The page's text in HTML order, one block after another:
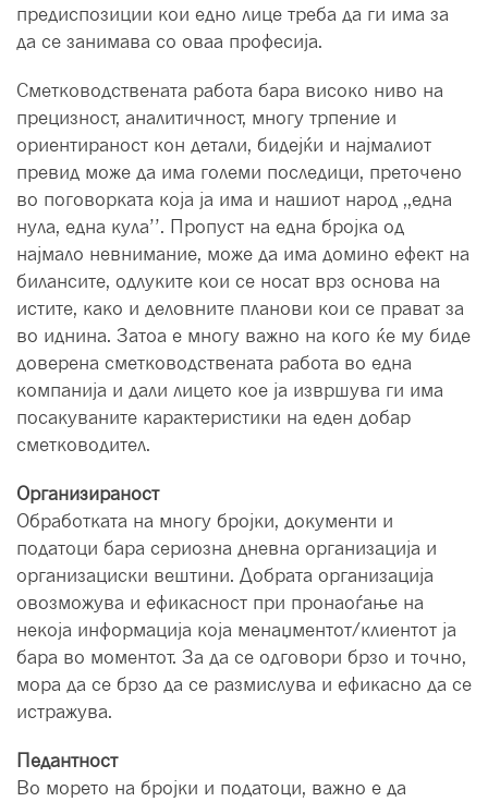
предиспозиции кои едно лице треба да ги има за
да се занимава со оваа професија.
Сметководствената работа бара високо ниво на
прецизност, аналитичност, многу трпение и
ориентираност кон детали, бидејќи и најмалиот
превид може да има големи последици, преточено
во поговорката која ја има и нашиот народ ,,една
нула, една кула’’. Пропуст на една бројка од
најмало невнимание, може да има домино ефект на
билансите, одлуките кои се носат врз основа на
истите, како и деловните планови кои се прават за
во иднина. Затоа е многу важно на кого ќе му биде
доверена сметководствената работа во една
компанија и дали лицето кое ја извршува ги има
посакуваните карактеристики на еден добар
сметководител.
Организираност
Обработката на многу бројки, документи и
податоци бара сериозна дневна организација и
организациски вештини. Добрата организација
овозможува и ефикасност при пронаоѓање на
некоја информација која менаџментот/клиентот ја
бара во моментот. За да се одговори брзо и точно,
мора да се брзо да се размислува и ефикасно да се
истражува.
Педантност
Во морето на бројки и податоци, важно е да